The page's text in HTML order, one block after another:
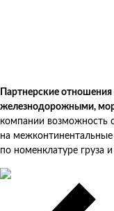
Партнерские
железнодорожными,
компании возможность
на межконтинентальные
по номенклатуре груза